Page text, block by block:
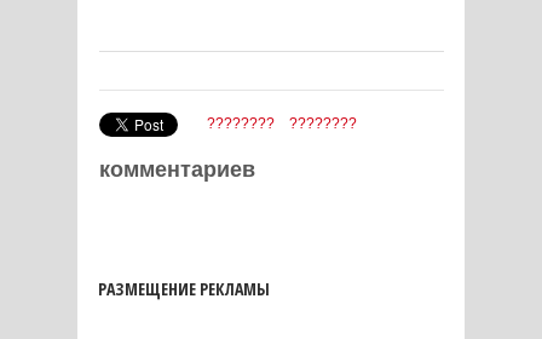
???????? ????????
комментариев
РАЗМЕЩЕНИЕ РЕКЛАМЫ